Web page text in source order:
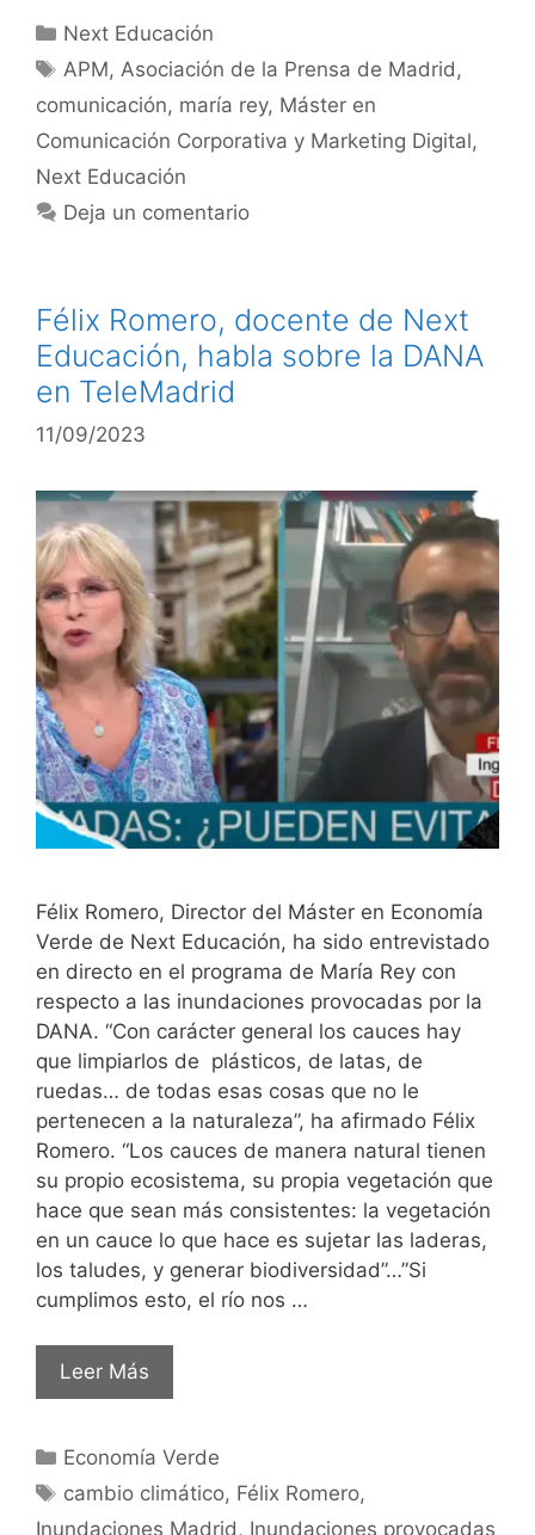
Next Educación
APM,Asociación de la Prensa de Madrid,
comunicación, maría rey, Máster en
Comunicación Corporativa y Marketing Digital,
Next Educación
Deja un comentario
Félix Romero, docente de Next
Educación, habla sobre la DANA
en TeleMadrid
11/09/2023
Félix Romero, Director del Máster en Economía
Verde de Next Educación, ha sido entrevistado
en directo en el programa de María Rey con
respecto a las inundaciones provocadas por la
DANA. “Con carácter general los cauces hay
que limpiarlos de plásticos, de latas, de
ruedas… de todas esas cosas que no le
pertenecen a la naturaleza”, ha afirmado Félix
Romero. “Los cauces de manera natural tienen
su propio ecosistema, su propia vegetación que
hace que sean más consistentes: la vegetación
en un cauce lo que hace es sujetar las laderas,
los taludes, y generar biodiversidad”…”Si
cumplimos esto, el río nos …
Leer Más
Economía Verde
cambio climático, Félix Romero,
Inundaciones Madrid , Inundaciones provocadas